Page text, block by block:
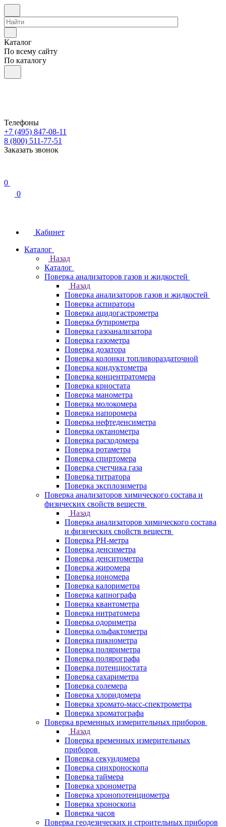
Каталог
По всему сайту
По каталогу
Телефоны
+7 (495) 847-08-11
8 (800) 511-77-51
Заказать звонок
0
0
Кабинет
Каталог
Назад
Каталог
Поверка анализаторов газов и жидкостей
Назад
Поверка анализаторов газов и жидкостей
Поверка аспиратора
Поверка ацидогастрометра
Поверка бутирометра
Поверка газоанализатора
Поверка газометра
Поверка дозатора
Поверка колонки топливораздаточной
Поверка кондуктометра
Поверка концентратомера
Поверка криостата
Поверка манометра
Поверка молокомера
Поверка напоромера
Поверка нефтеденсиметра
Поверка октанометра
Поверка расходомера
Поверка ротаметра
Поверка спиртомера
Поверка счетчика газа
Поверка титратора
Поверка эксплозиметра
Поверка анализаторов химического состава и
физических свойств веществ
Назад
Поверка анализаторов химического состава
и физических свойств веществ
Поверка PH-метра
Поверка денсиметра
Поверка денситометра
Поверка жиромера
Поверка иономера
Поверка калориметра
Поверка капнографа
Поверка квантометра
Поверка нитратомера
Поверка одориметра
Поверка ольфактометра
Поверка пикнометра
Поверка поляриметра
Поверка полярографа
Поверка потенциостата
Поверка сахариметра
Поверка солемера
Поверка хлоридомера
Поверка хромато-масс-спектрометра
Поверка хроматографа
Поверка временных измерительных приборов
Назад
Поверка временных измерительных
приборов
Поверка секундомера
Поверка синхроноскопа
Поверка таймера
Поверка хронометра
Поверка хронопотенциометра
Поверка хроноскопа
Поверка часов
Поверка геодезических и строительных приборов